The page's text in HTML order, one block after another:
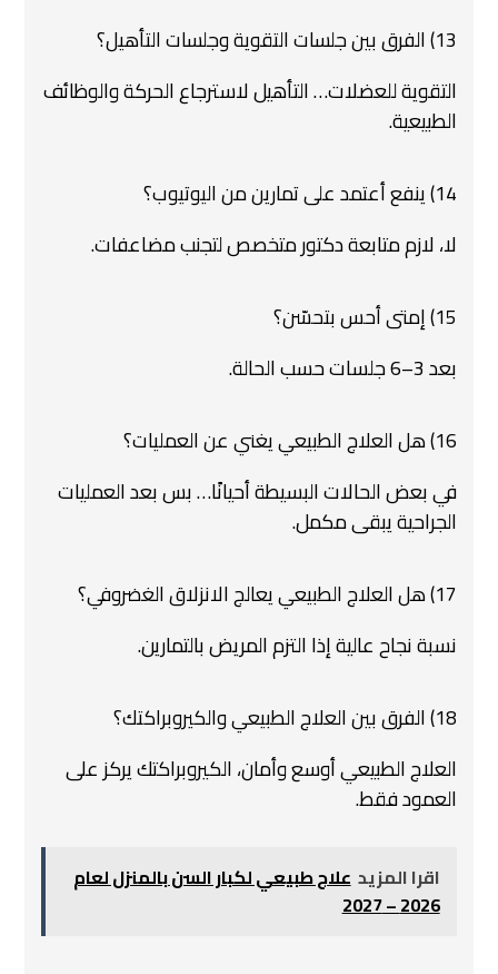
13) الفرق بين جلسات التقوية وجلسات التأهيل؟
التقوية للعضلات… التأهيل لاسترجاع الحركة والوظائف
الطبيعية.
14) ينفع أعتمد على تمارين من اليوتيوب؟
لا، لازم متابعة دكتور متخصص لتجنب مضاعفات.
15) إمتى أحس بتحسّن؟
بعد 3–6 جلسات حسب الحالة.
16) هل العلاج الطبيعي يغني عن العمليات؟
في بعض الحالات البسيطة أحيانًا… بس بعد العمليات
الجراحية يبقى مكمل.
17) هل العلاج الطبيعي يعالج الانزلاق الغضروفي؟
نسبة نجاح عالية إذا التزم المريض بالتمارين.
18) الفرق بين العلاج الطبيعي والكيروبراكتك؟
العلاج الطبيعي أوسع وأمان، الكيروبراكتك يركز على
العمود فقط.
اقرا المزيد علاج طبيعي لكبار السن بالمنزل لعام
2026 – 2027